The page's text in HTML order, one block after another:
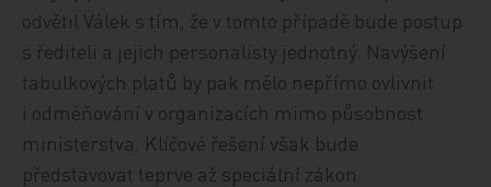
odvětil Válek s tím, že v tomto případě bude postup
s řediteli a jejich personalisty jednotný. Navýšení
tabulkových platů by pak mělo nepřímo ovlivnit
i odměňování v organizacích mimo působnost
ministerstva. Klíčové řešení však bude
představovat teprve až speciální zákon